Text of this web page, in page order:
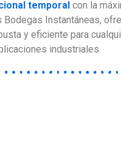
temporal con la
Bodegas Instantáneas,
y eficiente para
industriales.